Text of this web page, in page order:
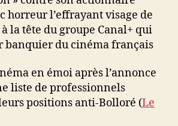
horreur l’effrayant visage de
la tête du groupe Canal+ qui
banquier du cinéma français
en émoi après l’annonce
liste de professionnels
positions anti-Bolloré (Le